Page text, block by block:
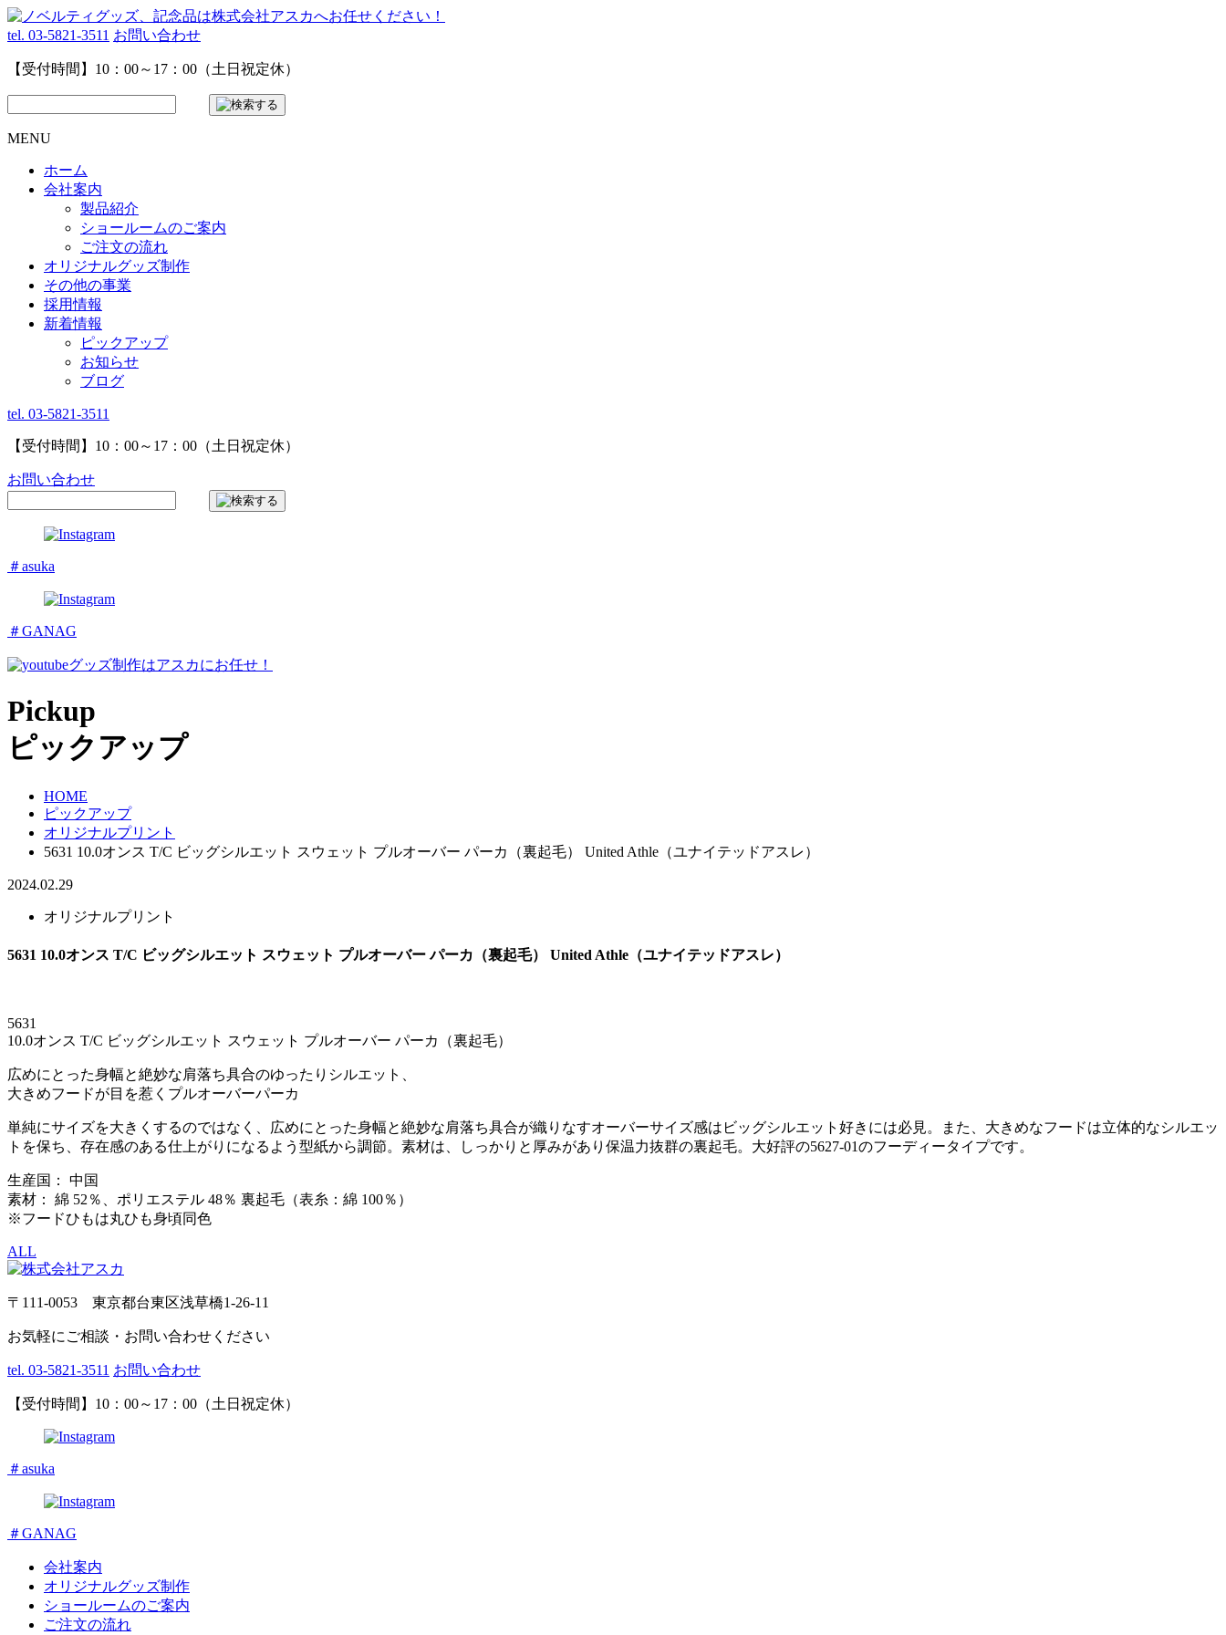
tel. 03-5821-3511 お問い合わせ
【受付時間】10：00～17：00（土日祝定休）
MENU
ホーム
会社案内
製品紹介
ショールームのご案内
ご注文の流れ
オリジナルグッズ制作
その他の事業
採用情報
新着情報
ピックアップ
お知らせ
ブログ
tel. 03-5821-3511
【受付時間】10：00～17：00（土日祝定休）
お問い合わせ
＃asuka
＃GANAG
グッズ制作はアスカにお任せ！
Pickup
ピックアップ
HOME
ピックアップ
オリジナルプリント
5631 10.0オンス T/C ビッグシルエット スウェット プルオーバー パーカ（裏起毛） United Athle（ユナイテッドアスレ）
2024.02.29
オリジナルプリント
5631 10.0オンス T/C ビッグシルエット スウェット プルオーバー パーカ（裏起毛） United Athle（ユナイテッドアスレ）
5631
10.0オンス T/C ビッグシルエット スウェット プルオーバー パーカ（裏起毛）
広めにとった身幅と絶妙な肩落ち具合のゆったりシルエット、
大きめフードが目を惹くプルオーバーパーカ
単純にサイズを大きくするのではなく、広めにとった身幅と絶妙な肩落ち具合が織りなすオーバーサイズ感はビッグシルエット好きには必見。また、大きめなフードは立体的なシルエッ
トを保ち、存在感のある仕上がりになるよう型紙から調節。素材は、しっかりと厚みがあり保温力抜群の裏起毛。大好評の5627-01のフーディータイプです。
生産国： 中国
素材： 綿 52％、ポリエステル 48％ 裏起毛（表糸：綿 100％）
※フードひもは丸ひも身頃同色
ALL
〒111-0053 東京都台東区浅草橋1-26-11
お気軽にご相談・お問い合わせください
tel. 03-5821-3511 お問い合わせ
【受付時間】10：00～17：00（土日祝定休）
＃asuka
＃GANAG
会社案内
オリジナルグッズ制作
ショールームのご案内
ご注文の流れ